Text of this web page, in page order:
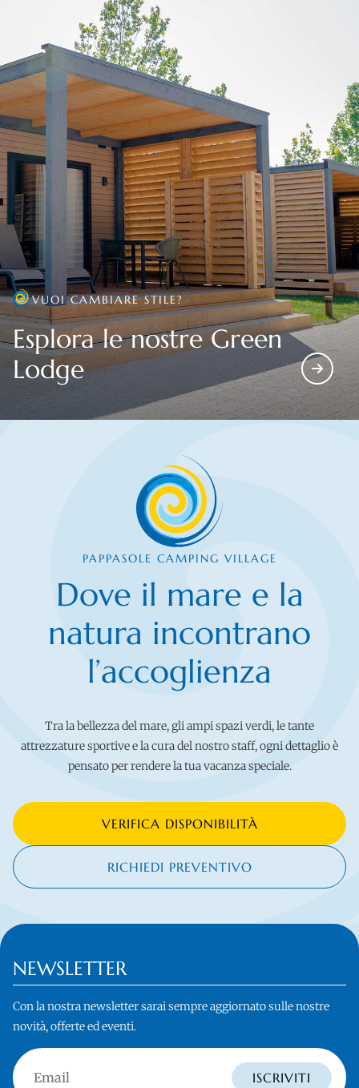
Esplora le nostre Green
Lodge
VUOI CAMBIARE STILE?
Dove il mare e la
natura incontrano
l’accoglienza
PAPPASOLE CAMPING VILLAGE
Tra la bellezza del mare, gli ampi spazi verdi, le tante
attrezzature sportive e la cura del nostro staff, ogni dettaglio è
pensato per rendere la tua vacanza speciale.
VERIFICA DISPONIBILITÀ
RICHIEDI PREVENTIVO
NEWSLETTER
Con la nostra newsletter sarai sempre aggiornato sulle nostre
novità, offerte ed eventi.
Email ISCRIVITI